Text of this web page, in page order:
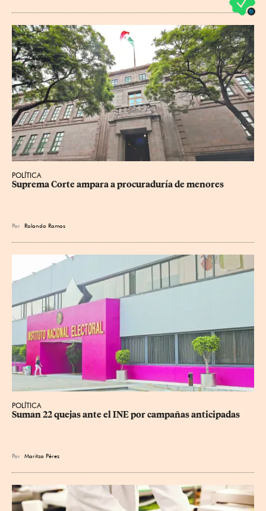
POLÍTICA
Suprema Corte ampara a procuraduría de menores
Por Rolando Ramos
POLÍTICA
Suman 22 quejas ante el INE por campañas anticipadas
Por Maritza Pérez